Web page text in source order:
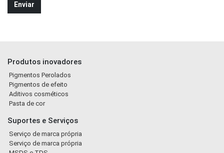
Produtos inovadores
Pigmentos Perolados
Pigmentos de efeito
Aditivos cosméticos
Pasta de cor
Suportes e Serviços
Serviço de marca própria
Serviço de marca própria